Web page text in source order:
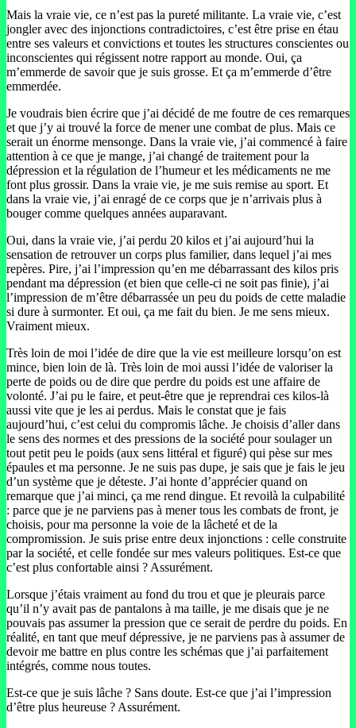
Mais la vraie vie, ce n’est pas la pureté militante. La vraie vie, c’est
jongler avec des injonctions contradictoires, c’est être prise en étau
entre ses valeurs et convictions et toutes les structures conscientes ou
inconscientes qui régissent notre rapport au monde. Oui, ça
m’emmerde de savoir que je suis grosse. Et ça m’emmerde d’être
emmerdée.
Je voudrais bien écrire que j’ai décidé de me foutre de ces remarques
et que j’y ai trouvé la force de mener une combat de plus. Mais ce
serait un énorme mensonge. Dans la vraie vie, j’ai commencé à faire
attention à ce que je mange, j’ai changé de traitement pour la
dépression et la régulation de l’humeur et les médicaments ne me
font plus grossir. Dans la vraie vie, je me suis remise au sport. Et
dans la vraie vie, j’ai enragé de ce corps que je n’arrivais plus à
bouger comme quelques années auparavant.
Oui, dans la vraie vie, j’ai perdu 20 kilos et j’ai aujourd’hui la
sensation de retrouver un corps plus familier, dans lequel j’ai mes
repères. Pire, j’ai l’impression qu’en me débarrassant des kilos pris
pendant ma dépression (et bien que celle-ci ne soit pas finie), j’ai
l’impression de m’être débarrassée un peu du poids de cette maladie
si dure à surmonter. Et oui, ça me fait du bien. Je me sens mieux.
Vraiment mieux.
Très loin de moi l’idée de dire que la vie est meilleure lorsqu’on est
mince, bien loin de là. Très loin de moi aussi l’idée de valoriser la
perte de poids ou de dire que perdre du poids est une affaire de
volonté. J’ai pu le faire, et peut-être que je reprendrai ces kilos-là
aussi vite que je les ai perdus. Mais le constat que je fais
aujourd’hui, c’est celui du compromis lâche. Je choisis d’aller dans
le sens des normes et des pressions de la société pour soulager un
tout petit peu le poids (aux sens littéral et figuré) qui pèse sur mes
épaules et ma personne. Je ne suis pas dupe, je sais que je fais le jeu
d’un système que je déteste. J’ai honte d’apprécier quand on
remarque que j’ai minci, ça me rend dingue. Et revoilà la culpabilité
: parce que je ne parviens pas à mener tous les combats de front, je
choisis, pour ma personne la voie de la lâcheté et de la
compromission. Je suis prise entre deux injonctions : celle construite
par la société, et celle fondée sur mes valeurs politiques. Est-ce que
c’est plus confortable ainsi ? Assurément.
Lorsque j’étais vraiment au fond du trou et que je pleurais parce
qu’il n’y avait pas de pantalons à ma taille, je me disais que je ne
pouvais pas assumer la pression que ce serait de perdre du poids. En
réalité, en tant que meuf dépressive, je ne parviens pas à assumer de
devoir me battre en plus contre les schémas que j’ai parfaitement
intégrés, comme nous toutes.
Est-ce que je suis lâche ? Sans doute. Est-ce que j’ai l’impression
d’être plus heureuse ? Assurément.